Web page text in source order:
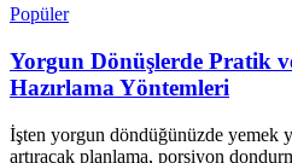
Popüler
Yorgun Dönüşlerde Pratik
Hazırlama Yöntemleri
İşten yorgun döndüğünüzde yemek
artıracak planlama, porsiyon